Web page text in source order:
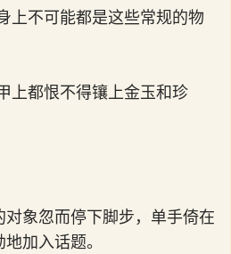
上不可能都是这些常规的物
上都恨不得镶上金玉和珍
象忽而停下脚步，单手倚在
加入话题。